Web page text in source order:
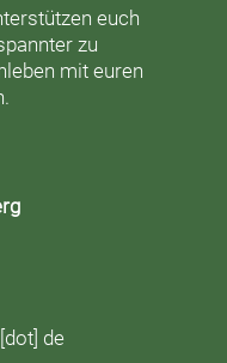
euch
zu
mit euren
de